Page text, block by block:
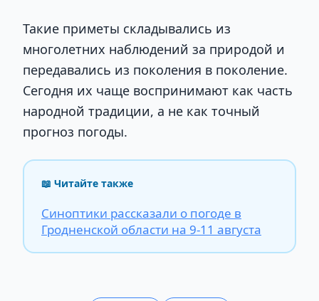
Такие приметы складывались из
многолетних наблюдений за природой и
передавались из поколения в поколение.
Сегодня их чаще воспринимают как часть
народной традиции, а не как точный
прогноз погоды.
📖 Читайте также
Синоптики рассказали о погоде в
Гродненской области на 9-11 августа